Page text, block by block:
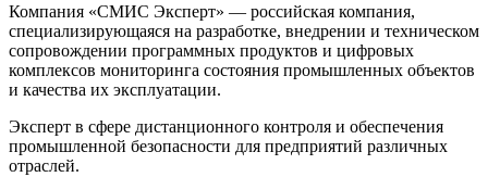
Компания «СМИС Эксперт» — российская компания,
специализирующаяся на разработке, внедрении и техническом
сопровождении программных продуктов и цифровых
комплексов мониторинга состояния промышленных объектов
и качества их эксплуатации.
Эксперт в сфере дистанционного контроля и обеспечения
промышленной безопасности для предприятий различных
отраслей.